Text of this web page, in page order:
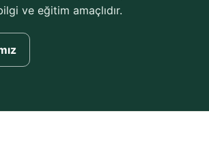
ve eğitim amaçlıdır.